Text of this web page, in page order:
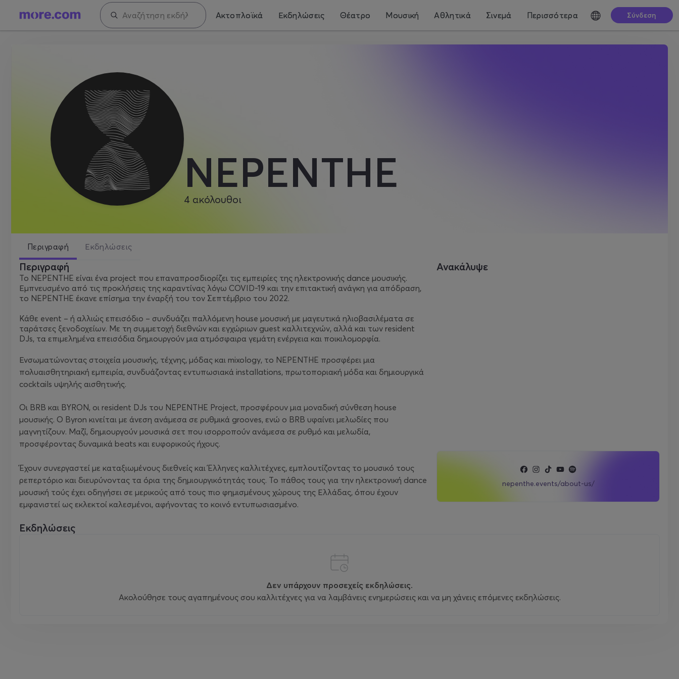
Ακτοπλοϊκά Εκδηλώσεις Θέατρο Μουσική Αθλητικά Σινεμά Περισσότερα Σύνδεση
NEPENTHE
4 ακόλουθοι
Περιγραφή Εκδηλώσεις
Περιγραφή
Το NEPENTHE είναι ένα project που επαναπροσδιορίζει τις εμπειρίες της ηλεκτρονικής dance μουσικής.
Εμπνευσμένο από τις προκλήσεις της καραντίνας λόγω COVID-19 και την επιτακτική ανάγκη για απόδραση,
το NEPENTHE έκανε επίσημα την έναρξή του τον Σεπτέμβριο του 2022.
Κάθε event – ή αλλιώς επεισόδιο – συνδυάζει παλλόμενη house μουσική με μαγευτικά ηλιοβασιλέματα σε
ταράτσες ξενοδοχείων. Με τη συμμετοχή διεθνών και εγχώριων guest καλλιτεχνών, αλλά και των resident
DJs, τα επιμελημένα επεισόδια δημιουργούν μια ατμόσφαιρα γεμάτη ενέργεια και ποικιλομορφία.
Ενσωματώνοντας στοιχεία μουσικής, τέχνης, μόδας και mixology, το NEPENTHE προσφέρει μια
πολυαισθητηριακή εμπειρία, συνδυάζοντας εντυπωσιακά installations, πρωτοποριακή μόδα και δημιουργικά
cocktails υψηλής αισθητικής.
Οι BRB και BYRON, οι resident DJs του NEPENTHE Project, προσφέρουν μια μοναδική σύνθεση house
μουσικής. Ο Byron κινείται με άνεση ανάμεσα σε ρυθμικά grooves, ενώ ο BRB υφαίνει μελωδίες που
μαγνητίζουν. Μαζί, δημιουργούν μουσικά σετ που ισορροπούν ανάμεσα σε ρυθμό και μελωδία,
προσφέροντας δυναμικά beats και ευφορικούς ήχους.
Έχουν συνεργαστεί με καταξιωμένους διεθνείς και Έλληνες καλλιτέχνες, εμπλουτίζοντας το μουσικό τους
ρεπερτόριο και διευρύνοντας τα όρια της δημιουργικότητάς τους. Το πάθος τους για την ηλεκτρονική dance
μουσική τούς έχει οδηγήσει σε μερικούς από τους πιο φημισμένους χώρους της Ελλάδας, όπου έχουν
εμφανιστεί ως εκλεκτοί καλεσμένοι, αφήνοντας το κοινό εντυπωσιασμένο.
Ανακάλυψε
nepenthe.events/about-us/
Εκδηλώσεις
Δεν υπάρχουν προσεχείς εκδηλώσεις.
Ακολούθησε τους αγαπημένους σου καλλιτέχνες για να λαμβάνεις ενημερώσεις και να μη χάνεις επόμενες εκδηλώσεις.